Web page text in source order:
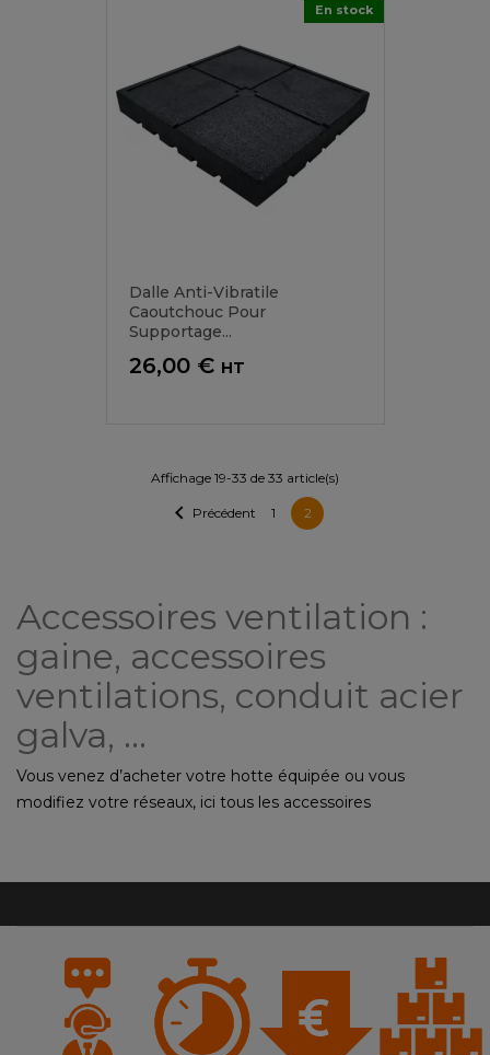
Dalle Anti-Vibratile
Caoutchouc Pour
Supportage...
Prix
26,00 € HT
En stock
Affichage 19-33 de 33 article(s)
 Précédent 1 2
Accessoires ventilation :
gaine, accessoires
ventilations, conduit acier
galva, ...
Vous venez d’acheter votre hotte équipée ou vous
modifiez votre réseaux, ici tous les accessoires
Afin de réussir votre installation, voir nos conseils